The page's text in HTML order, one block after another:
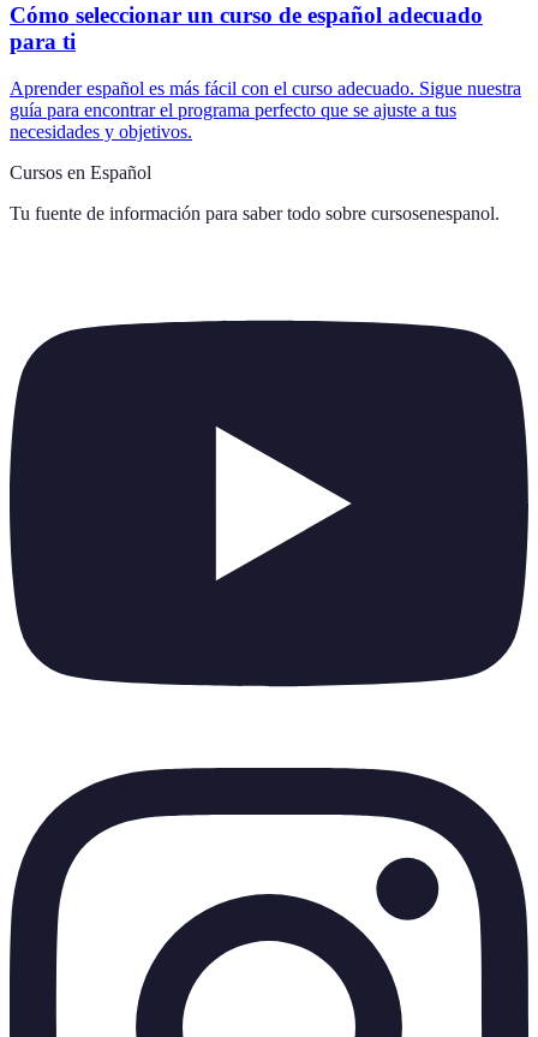
Cómo seleccionar un curso de español adecuado
para ti
Aprender español es más fácil con el curso adecuado. Sigue nuestra
guía para encontrar el programa perfecto que se ajuste a tus
necesidades y objetivos.
Cursos en Español
Tu fuente de información para saber todo sobre cursosenespanol.